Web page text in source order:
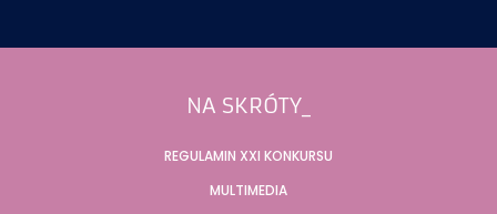
NA SKRÓTY_
REGULAMIN XXI KONKURSU
MULTIMEDIA